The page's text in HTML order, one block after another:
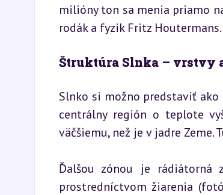
milióny ton sa menia priamo
rodák a fyzik Fritz Houtermans.
Štruktúra Slnka – vrstvy
Slnko si možno predstaviť
centrálny región o teplote
väčšiemu, než je v jadre Zeme.
Ďalšou zónou je rádiátorná
prostredníctvom žiarenia